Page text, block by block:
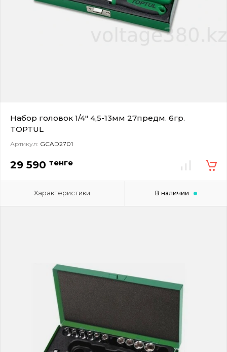
Набор головок 1/4" 4,5-13мм 27предм. 6гр.
TOPTUL
Артикул: GCAD2701
29 590 тенге
Характеристики В наличии